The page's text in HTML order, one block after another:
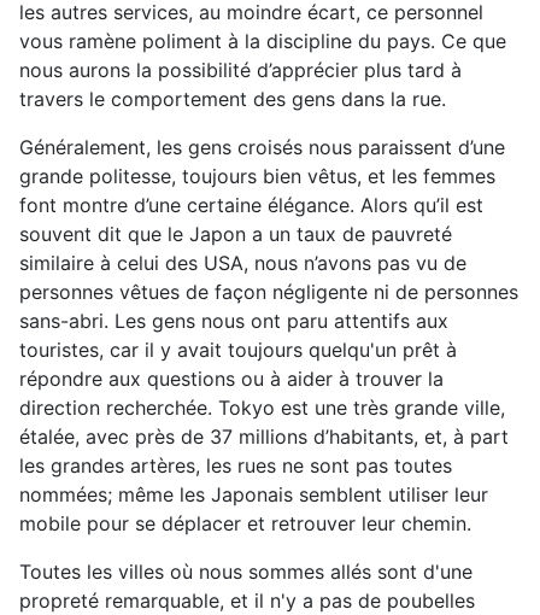
les autres services, au moindre écart, ce personnel
vous ramène poliment à la discipline du pays. Ce que
nous aurons la possibilité d’apprécier plus tard à
travers le comportement des gens dans la rue.
Généralement, les gens croisés nous paraissent d’une
grande politesse, toujours bien vêtus, et les femmes
font montre d’une certaine élégance. Alors qu’il est
souvent dit que le Japon a un taux de pauvreté
similaire à celui des USA, nous n’avons pas vu de
personnes vêtues de façon négligente ni de personnes
sans-abri. Les gens nous ont paru attentifs aux
touristes, car il y avait toujours quelqu'un prêt à
répondre aux questions ou à aider à trouver la
direction recherchée. Tokyo est une très grande ville,
étalée, avec près de 37 millions d’habitants, et, à part
les grandes artères, les rues ne sont pas toutes
nommées; même les Japonais semblent utiliser leur
mobile pour se déplacer et retrouver leur chemin.
Toutes les villes où nous sommes allés sont d'une
propreté remarquable, et il n'y a pas de poubelles